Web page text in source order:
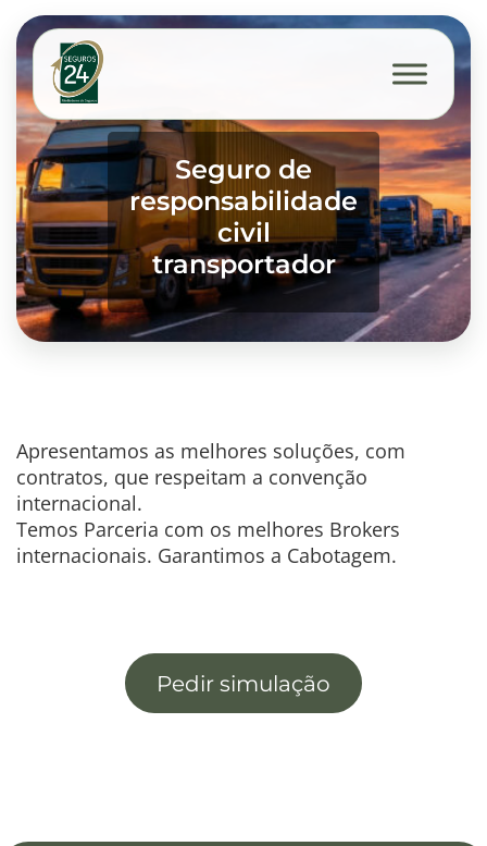
Seguro de
responsabilidade
civil
transportador
Apresentamos as melhores soluções, com
contratos, que respeitam a convenção
internacional.
Temos Parceria com os melhores Brokers
internacionais. Garantimos a Cabotagem.
Pedir simulação